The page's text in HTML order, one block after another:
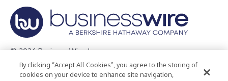
© 2026 Business Wire, Inc.
Privacy Policy Cookie Policy Accessibility Statement
By clicking “Accept All Cookies”, you agree to the storing of
cookies on your device to enhance site navigation,